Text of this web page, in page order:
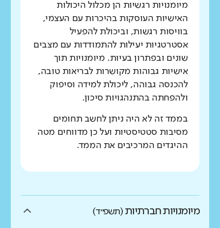
מיומנויות רגשיות הן מכלול היכולות
האישיות העוסקות בהיכרות עם העצמי,
בוויסות רגשות, וביכולת להפעיל
אסטרטגיות יעילות להתמודדות עם מצבים
שונים ובפתרון בעיות. מיומנויות תוך
אישיות גבוהות מקושרות לבריאות טובה,
להכנסה גבוהה, ליכולת למידה וסיפוק
ולהפחתה בהתנהגויות סיכון.
בממד זה לא היה ניתן לחשב תחומים
מסיבות סטטיסטיות ועל כן מדווחים מטה
ההיגדים המרכיבים את הממד.
מיומנויות חברתיות (תשפ״ד)